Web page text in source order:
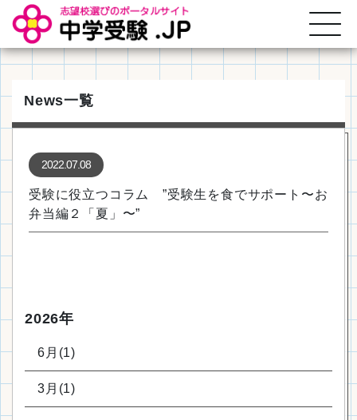
News一覧
2022.07.08
受験に役立つコラム ”受験生を食でサポート〜お
弁当編２「夏」〜”
2026年
6月(1)
3月(1)